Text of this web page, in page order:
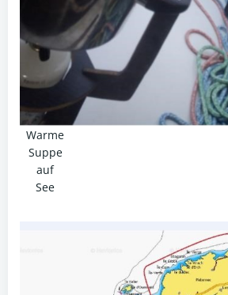
Warme
Suppe
auf
See